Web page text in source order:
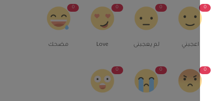
لم يعجبنى مضحك